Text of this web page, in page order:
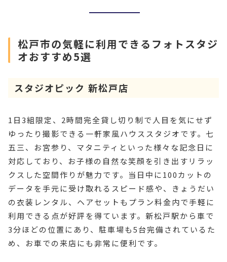
松戸市の気軽に利用できるフォトスタジ
オおすすめ5選
スタジオピック 新松戸店
1日3組限定、2時間完全貸し切り制で人目を気にせず
ゆったり撮影できる一軒家風ハウススタジオです。七
五三、お宮参り、マタニティといった様々な記念日に
対応しており、お子様の自然な笑顔を引き出すリラッ
クスした空間作りが魅力です。当日中に100カットの
データを手元に受け取れるスピード感や、きょうだい
の衣装レンタル、ヘアセットもプラン料金内で手軽に
利用できる点が好評を得ています。新松戸駅から車で
3分ほどの位置にあり、駐車場も5台完備されているた
め、お車での来店にも非常に便利です。